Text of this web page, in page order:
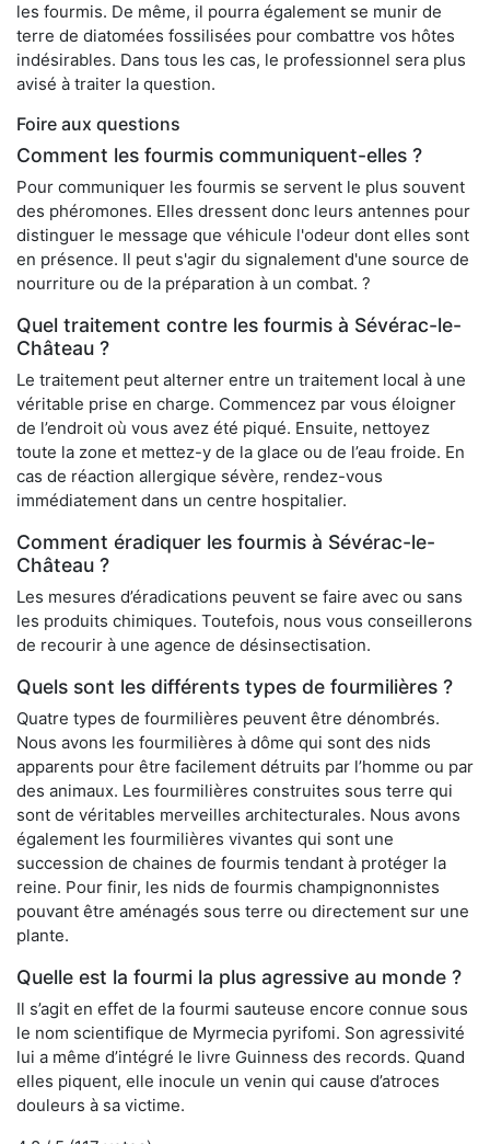
les fourmis. De même, il pourra également se munir de
terre de diatomées fossilisées pour combattre vos hôtes
indésirables. Dans tous les cas, le professionnel sera plus
avisé à traiter la question.
Foire aux questions
Comment les fourmis communiquent-elles ?
Pour communiquer les fourmis se servent le plus souvent
des phéromones. Elles dressent donc leurs antennes pour
distinguer le message que véhicule l'odeur dont elles sont
en présence. Il peut s'agir du signalement d'une source de
nourriture ou de la préparation à un combat. ?
Quel traitement contre les fourmis à Sévérac-le-
Château ?
Le traitement peut alterner entre un traitement local à une
véritable prise en charge. Commencez par vous éloigner
de l’endroit où vous avez été piqué. Ensuite, nettoyez
toute la zone et mettez-y de la glace ou de l’eau froide. En
cas de réaction allergique sévère, rendez-vous
immédiatement dans un centre hospitalier.
Comment éradiquer les fourmis à Sévérac-le-
Château ?
Les mesures d’éradications peuvent se faire avec ou sans
les produits chimiques. Toutefois, nous vous conseillerons
de recourir à une agence de désinsectisation.
Quels sont les différents types de fourmilières ?
Quatre types de fourmilières peuvent être dénombrés.
Nous avons les fourmilières à dôme qui sont des nids
apparents pour être facilement détruits par l’homme ou par
des animaux. Les fourmilières construites sous terre qui
sont de véritables merveilles architecturales. Nous avons
également les fourmilières vivantes qui sont une
succession de chaines de fourmis tendant à protéger la
reine. Pour finir, les nids de fourmis champignonnistes
pouvant être aménagés sous terre ou directement sur une
plante.
Quelle est la fourmi la plus agressive au monde ?
Il s’agit en effet de la fourmi sauteuse encore connue sous
le nom scientifique de Myrmecia pyrifomi. Son agressivité
lui a même d’intégré le livre Guinness des records. Quand
elles piquent, elle inocule un venin qui cause d’atroces
douleurs à sa victime.